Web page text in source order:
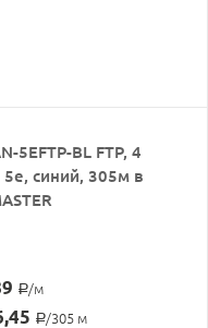
5EFTP-BL FTP, 4
5е, синий, 305м в
Р/м
Р/305 м